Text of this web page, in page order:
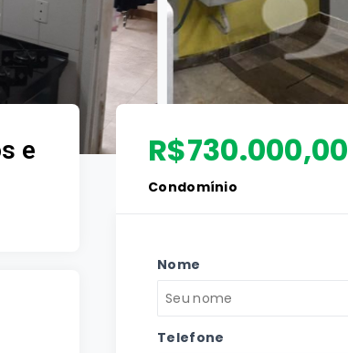
e
R$730.000,00
Condomínio
Nome
Telefone